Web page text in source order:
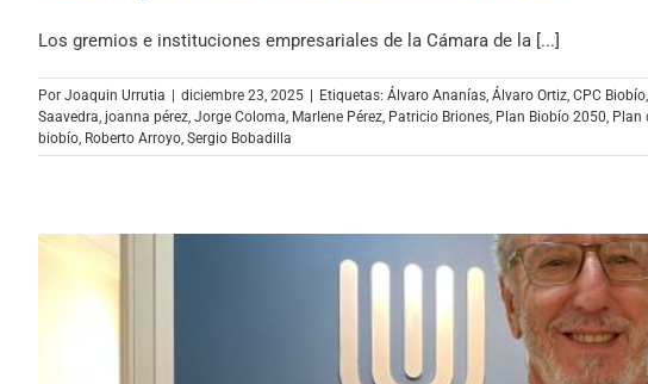
Los gremios e instituciones empresariales de la Cámara de la [...]
Por Joaquin Urrutia | diciembre 23, 2025 | Etiquetas: Álvaro Ananías Álvaro Ortiz CPC Biobío
Saavedra joanna pérez Jorge Coloma Marlene Pérez Patricio Briones Plan Biobío 2050 Plan
biobío Roberto Arroyo Sergio Bobadilla